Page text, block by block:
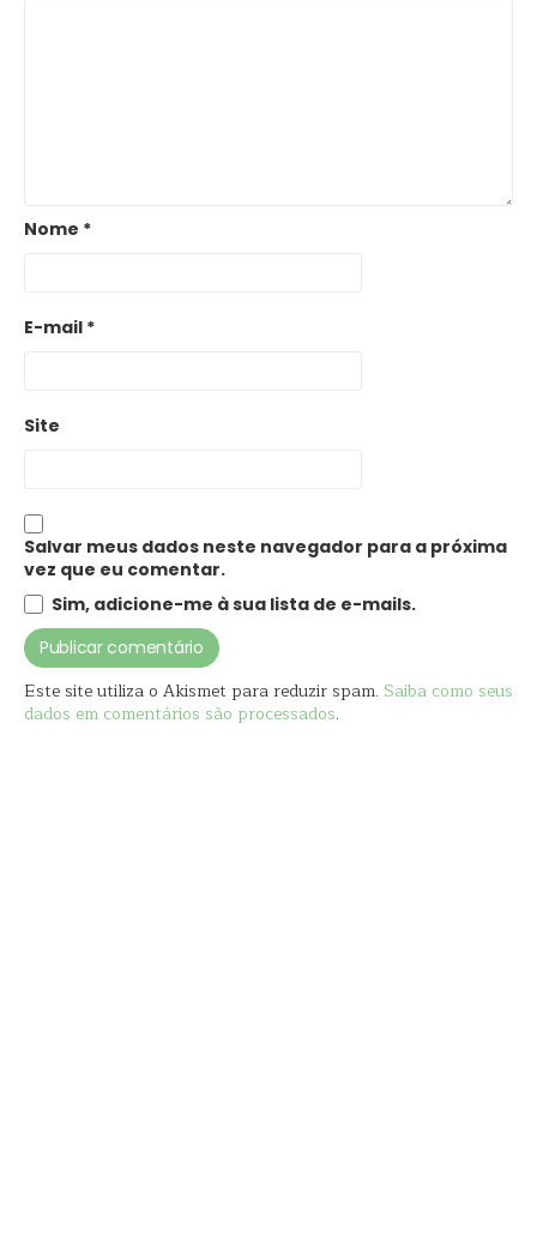
Nome *
E-mail *
Site
Salvar meus dados neste navegador para a próxima
vez que eu comentar.
Sim, adicione-me à sua lista de e-mails.
Este site utiliza o Akismet para reduzir spam. Saiba como seus
dados em comentários são processados.